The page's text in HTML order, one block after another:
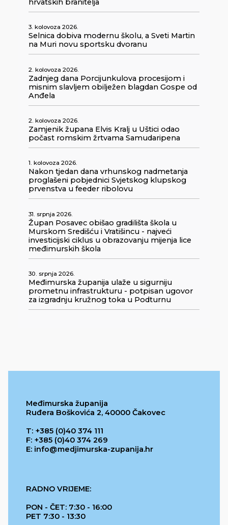
hrvatskih branitelja
3. kolovoza 2026.
Selnica dobiva modernu školu, a Sveti Martin
na Muri novu sportsku dvoranu
2. kolovoza 2026.
Zadnjeg dana Porcijunkulova procesijom i
misnim slavljem obilježen blagdan Gospe od
Anđela
2. kolovoza 2026.
Zamjenik župana Elvis Kralj u Uštici odao
počast romskim žrtvama Samudaripena
1. kolovoza 2026.
Nakon tjedan dana vrhunskog nadmetanja
proglašeni pobjednici Svjetskog klupskog
prvenstva u feeder ribolovu
31. srpnja 2026.
Župan Posavec obišao gradilišta škola u
Murskom Središću i Vratišincu - najveći
investicijski ciklus u obrazovanju mijenja lice
međimurskih škola
30. srpnja 2026.
Međimurska županija ulaže u sigurniju
prometnu infrastrukturu - potpisan ugovor
za izgradnju kružnog toka u Podturnu
Međimurska županija
Ruđera Boškovića 2, 40000 Čakovec
T: +385 (0)40 374 111
F: +385 (0)40 374 269
E: info@medjimurska-zupanija.hr
RADNO VRIJEME:
PON - ČET: 7:30 - 16:00
PET 7:30 - 13:30